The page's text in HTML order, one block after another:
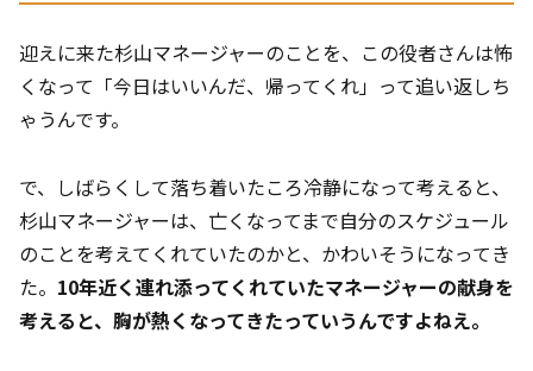
迎えに来た杉山マネージャーのことを、この役者さんは怖
くなって「今日はいいんだ、帰ってくれ」って追い返しち
ゃうんです。
で、しばらくして落ち着いたころ冷静になって考えると、
杉山マネージャーは、亡くなってまで自分のスケジュール
のことを考えてくれていたのかと、かわいそうになってき
た。 10年近く連れ添ってくれていたマネージャーの献身を
考えると、胸が熱くなってきたっていうんですよねえ。